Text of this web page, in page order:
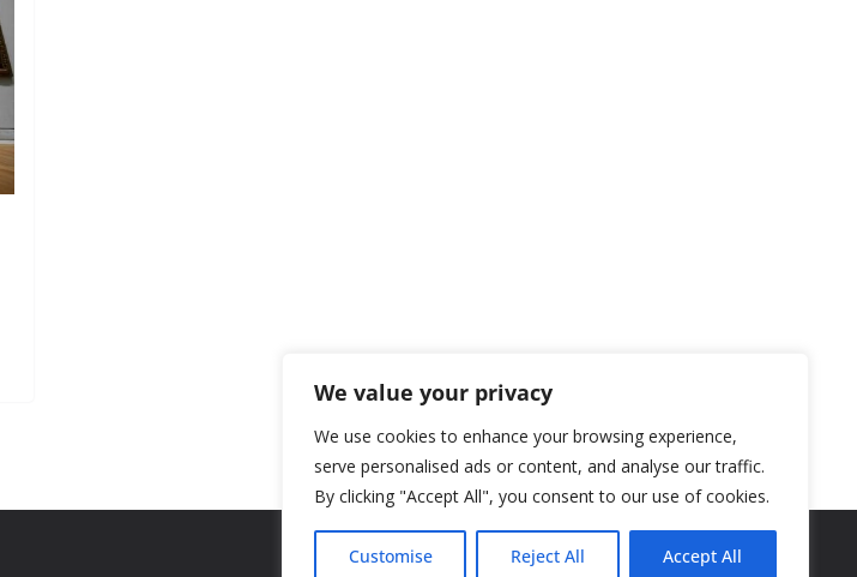
We value your privacy
We use cookies to enhance your browsing experience,
serve personalised ads or content, and analyse our traffic.
By clicking "Accept All", you consent to our use of cookies.
Customise Reject All Accept All